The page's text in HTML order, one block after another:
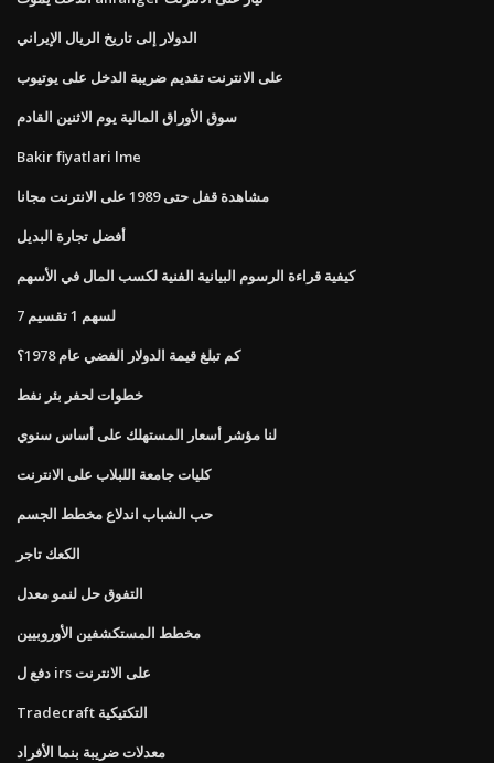
الدولار إلى تاريخ الريال الإيراني
على الانترنت تقديم ضريبة الدخل على يوتيوب
سوق الأوراق المالية يوم الاثنين القادم
Bakir fiyatlari lme
مشاهدة قفل حتى 1989 على الانترنت مجانا
أفضل تجارة البديل
كيفية قراءة الرسوم البيانية الفنية لكسب المال في الأسهم
7 لسهم 1 تقسيم
كم تبلغ قيمة الدولار الفضي عام 1978؟
خطوات لحفر بئر نفط
لنا مؤشر أسعار المستهلك على أساس سنوي
كليات جامعة اللبلاب على الانترنت
حب الشباب اندلاع مخطط الجسم
الكعك تاجر
التفوق حل لنمو معدل
مخطط المستكشفين الأوروبيين
دفع ل irs على الانترنت
Tradecraft التكتيكية
معدلات ضريبة بنما الأفراد